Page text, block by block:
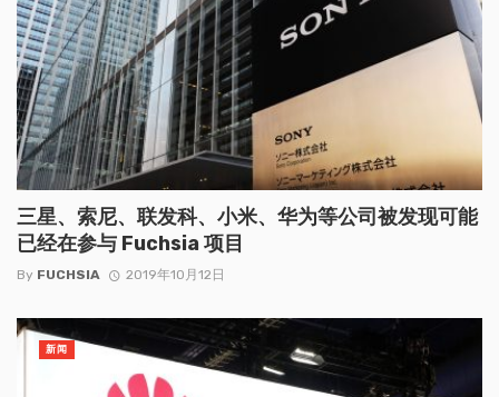
三星、索尼、联发科、小米、华为等公司被发现可能
已经在参与 Fuchsia 项目
By FUCHSIA 2019年10月12日
新闻